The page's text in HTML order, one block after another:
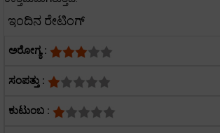
ಇಂದಿನ ರೇಟಿಂಗ್
ಅರೋಗ್ಯ :
ಸಂಪತ್ತು :
ಕುಟುಂಬ :